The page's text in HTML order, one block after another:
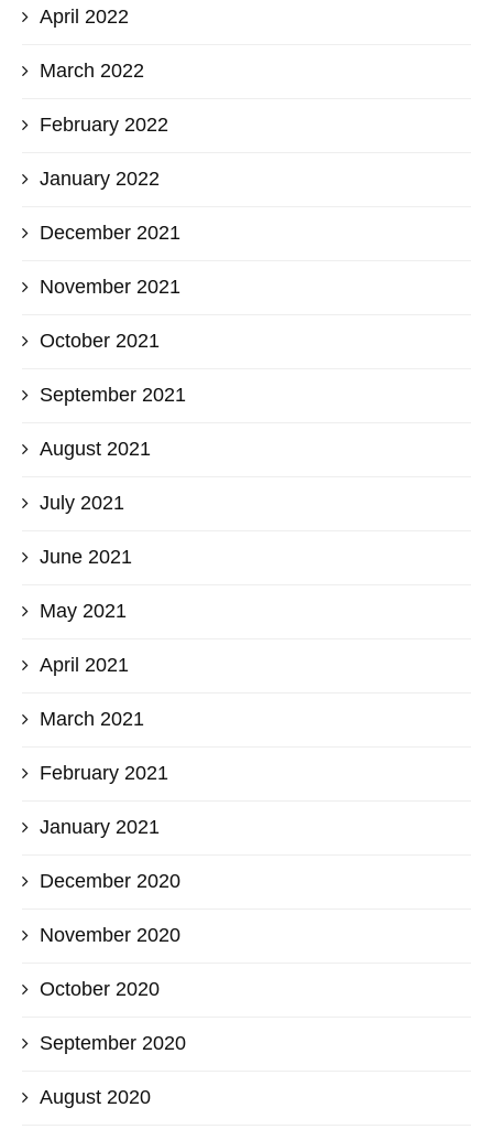
April 2022
March 2022
February 2022
January 2022
December 2021
November 2021
October 2021
September 2021
August 2021
July 2021
June 2021
May 2021
April 2021
March 2021
February 2021
January 2021
December 2020
November 2020
October 2020
September 2020
August 2020